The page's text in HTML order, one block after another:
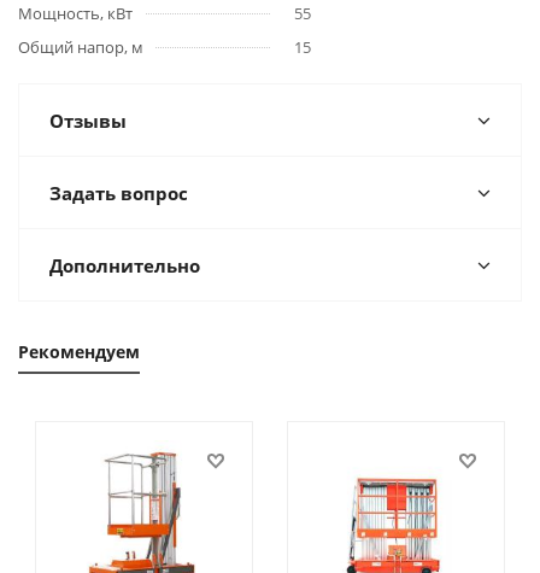
Мощность, кВт
55
Общий напор, м
15
Отзывы
Задать вопрос
Дополнительно
Рекомендуем